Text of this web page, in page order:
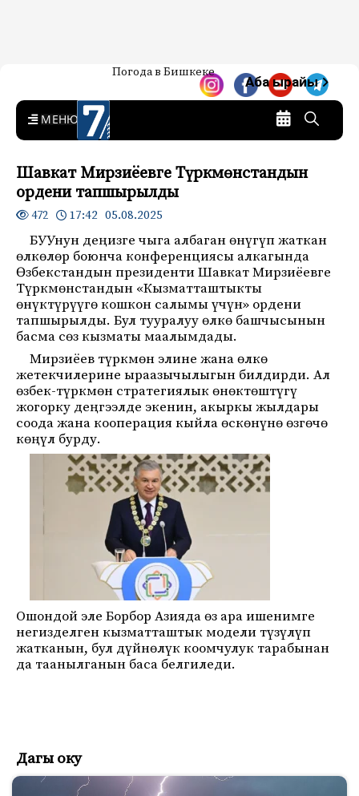
7-канал. Жаңылыктар —
Кыргызстан
Жаңылыктар — Кыргызстан
Погода в Бишкеке
Аба ырайы
MENU
Шавкат Мирзиёевге Түркмөнстандын
ордени тапшырылды
472 17:42 05.08.2025
БУУнун деңизге чыга албаган өнүгүп жаткан
өлкөлөр боюнча конференциясы алкагында
Өзбекстандын президенти Шавкат Мирзиёевге
Түркмөнстандын «Кызматташтыкты
өнүктүрүүгө кошкон салымы үчүн» ордени
тапшырылды. Бул тууралуу өлкө башчысынын
басма сөз кызматы маалымдады.
Мирзиёев түркмөн элине жана өлкө
жетекчилерине ыраазычылыгын билдирди. Ал
өзбек-түркмөн стратегиялык өнөктөштүгү
жогорку деңгээлде экенин, акыркы жылдары
соода жана кооперация кыйла өскөнүнө өзгөчө
көңүл бурду.
Ошондой эле Борбор Азияда өз ара ишенимге
негизделген кызматташтык модели түзүлүп
жатканын, бул дүйнөлүк коомчулук тарабынан
да таанылганын баса белгиледи.
Дагы оку